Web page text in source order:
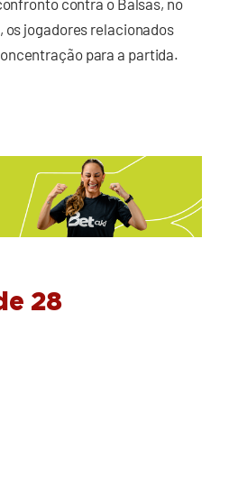
contra o Balsas, no
os jogadores relacionados
para a partida.
28